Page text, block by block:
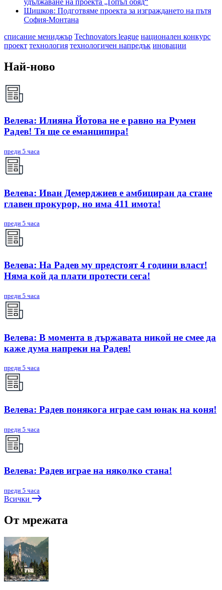
Шишков: Подготвяме проекта за изграждането на пътя
София-Монтана
списание мениджър Technovators league национален конкурс
проект технология технологичен напредък иновации
Най-ново
Велева: Илияна Йотова не е равно на Румен
Радев! Тя ще се еманципира!
преди 5 часа
Велева: Иван Демерджиев е амбициран да стане
главен прокурор, но има 411 имота!
преди 5 часа
Велева: На Радев му предстоят 4 години власт!
Няма кой да плати протести сега!
преди 5 часа
Велева: В момента в държавата никой не смее да
каже дума напреки на Радев!
преди 5 часа
Велева: Радев понякога играе сам юнак на коня!
преди 5 часа
Велева: Радев играе на няколко стана!
преди 5 часа
Всички
От мрежата